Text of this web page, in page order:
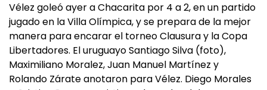
Vélez goleó ayer a Chacarita por 4 a 2, en un partido
jugado en la Villa Olímpica, y se prepara de la mejor
manera para encarar el torneo Clausura y la Copa
Libertadores. El uruguayo Santiago Silva (foto),
Maximiliano Moralez, Juan Manuel Martínez y
Rolando Zárate anotaron para Vélez. Diego Morales